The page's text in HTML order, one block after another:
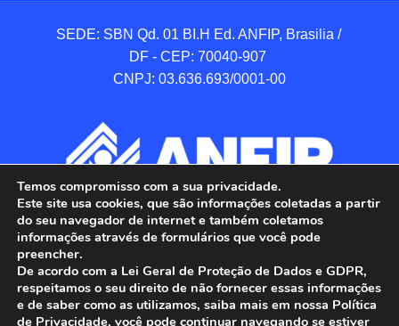
SEDE: SBN Qd. 01 BI.H Ed. ANFIP, Brasilia /
DF - CEP: 70040-907
CNPJ: 03.636.693/0001-00
Temos compromisso com a sua privacidade.
Este site usa cookies, que são informações coletadas a partir
do seu navegador de internet e também coletamos
informações através de formulários que você pode
preencher.
De acordo com a Lei Geral de Proteção de Dados e GDPR,
respeitamos o seu direito de não fornecer essas informações
e de saber como as utilizamos, saiba mais em nossa Política
de Privacidade, você pode continuar navegando se estiver